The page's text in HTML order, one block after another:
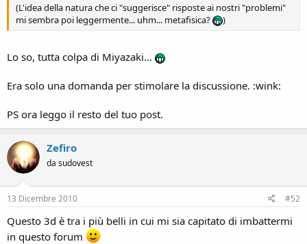
(L'idea della natura che ci "suggerisce" risposte ai nostri "problemi"
mi sembra poi leggermente... uhm... metafisica?
)
Lo so, tutta colpa di Miyazaki...
Era solo una domanda per stimolare la discussione. :wink:
PS ora leggo il resto del tuo post.
Zefiro
da sudovest
13 Dicembre 2010 #52
Questo 3d è tra i più belli in cui mi sia capitato di imbattermi
in questo forum